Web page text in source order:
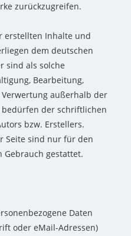
zurückzugreifen.
erstellten Inhalte und
dem deutschen
sind als solche
Bearbeitung,
außerhalb der
bedürfen der schriftlichen
bzw. Erstellers.
Seite sind nur für den
Gebrauch gestattet.
Daten
oder eMail-Adressen)